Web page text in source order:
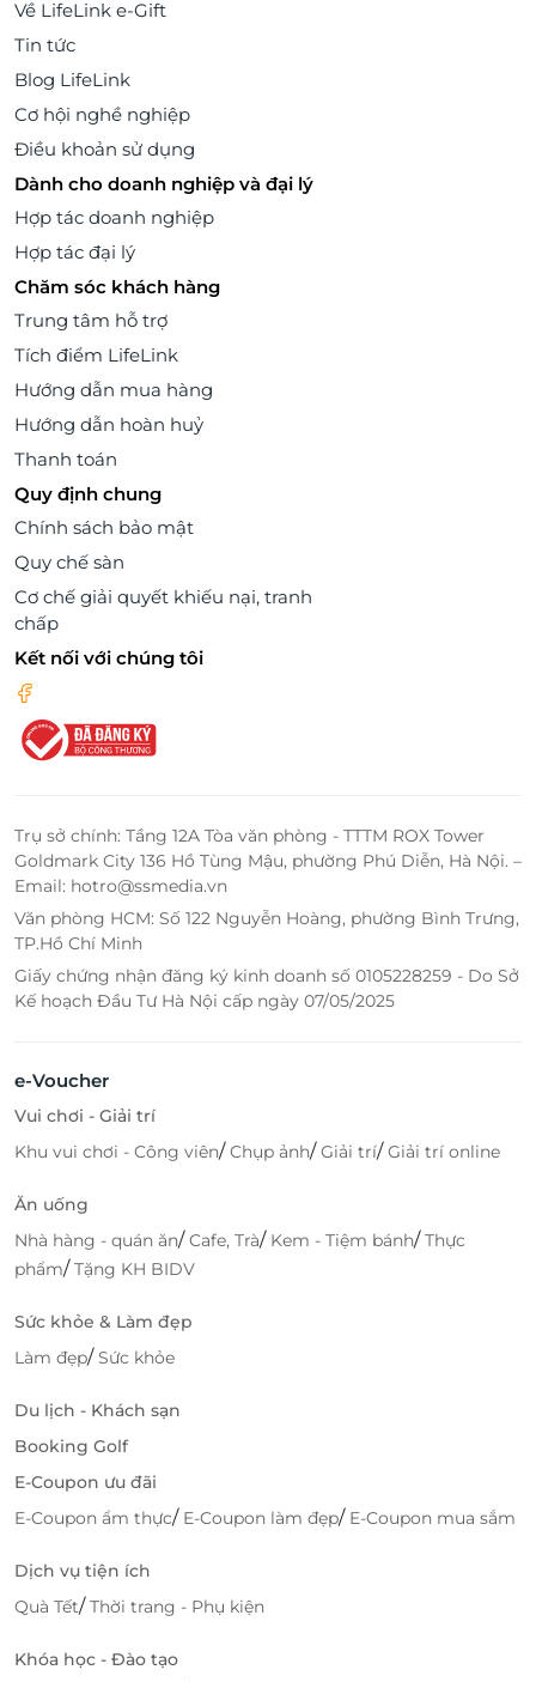
Về LifeLink e-Gift
Tin tức
Blog LifeLink
Cơ hội nghề nghiệp
Điều khoản sử dụng
Dành cho doanh nghiệp và đại lý
Hợp tác doanh nghiệp
Hợp tác đại lý
Chăm sóc khách hàng
Trung tâm hỗ trợ
Tích điểm LifeLink
Hướng dẫn mua hàng
Hướng dẫn hoàn huỷ
Thanh toán
Quy định chung
Chính sách bảo mật
Quy chế sàn
Cơ chế giải quyết khiếu nại, tranh
chấp
Kết nối với chúng tôi
Trụ sở chính: Tầng 12A Tòa văn phòng - TTTM ROX Tower
Goldmark City 136 Hồ Tùng Mậu, phường Phú Diễn, Hà Nội. –
Email: hotro@ssmedia.vn
Văn phòng HCM: Số 122 Nguyễn Hoàng, phường Bình Trưng,
TP.Hồ Chí Minh
Giấy chứng nhận đăng ký kinh doanh số 0105228259 - Do Sở
Kế hoạch Đầu Tư Hà Nội cấp ngày 07/05/2025
e-Voucher
Vui chơi - Giải trí
Khu vui chơi - Công viên/Chụp ảnh/Giải trí/Giải trí online
Ăn uống
Nhà hàng - quán ăn/Cafe, Trà/ Kem - Tiệm bánh/Thực
phẩm/Tặng KH BIDV
Sức khỏe & Làm đẹp
Làm đẹp/Sức khỏe
Du lịch - Khách sạn
Booking Golf
E-Coupon ưu đãi
E-Coupon ẩm thực/ E-Coupon làm đẹp/ E-Coupon mua sắm
Dịch vụ tiện ích
Quà Tết/Thời trang - Phụ kiện
Khóa học - Đào tạo